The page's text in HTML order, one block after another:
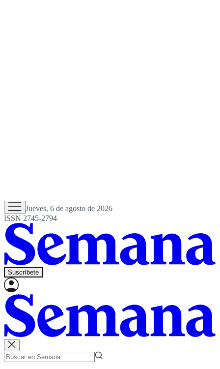
Jueves, 6 de agosto de 2026
ISSN 2745-2794
Suscríbete